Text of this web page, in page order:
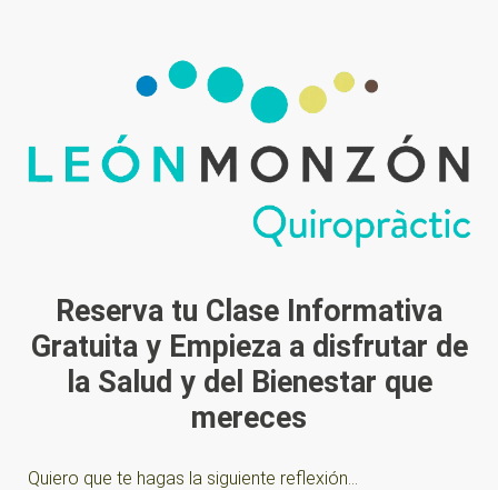
Reserva tu Clase Informativa
Gratuita y Empieza a disfrutar de
la Salud y del Bienestar que
mereces
Quiero que te hagas la siguiente reflexión…